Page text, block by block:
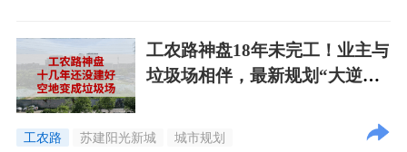
工农路神盘18年未完工！业主与
垃圾场相伴，最新规划“大逆
工农路 苏建阳光新城 城市规划